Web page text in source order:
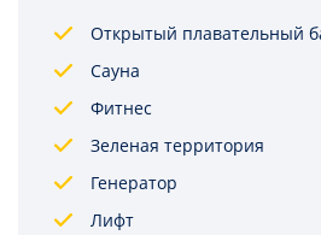
Открытый плавательный
Сауна
Фитнес
Зеленая территория
Генератор
Лифт